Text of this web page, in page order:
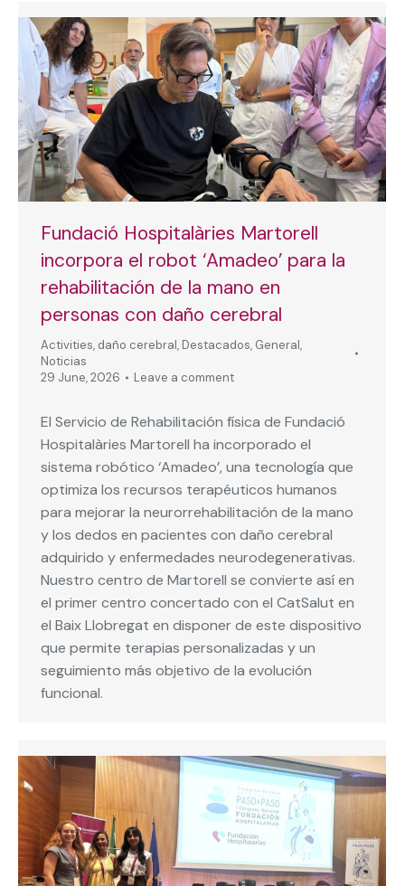
Fundació Hospitalàries Martorell
incorpora el robot ‘Amadeo’ para la
rehabilitación de la mano en
personas con daño cerebral
Activities, daño cerebral, Destacados, General,
Noticias
29 June, 2026
Leave a comment
El Servicio de Rehabilitación física de Fundació
Hospitalàries Martorell ha incorporado el
sistema robótico ‘Amadeo’, una tecnología que
optimiza los recursos terapéuticos humanos
para mejorar la neurorrehabilitación de la mano
y los dedos en pacientes con daño cerebral
adquirido y enfermedades neurodegenerativas.
Nuestro centro de Martorell se convierte así en
el primer centro concertado con el CatSalut en
el Baix Llobregat en disponer de este dispositivo
que permite terapias personalizadas y un
seguimiento más objetivo de la evolución
funcional.